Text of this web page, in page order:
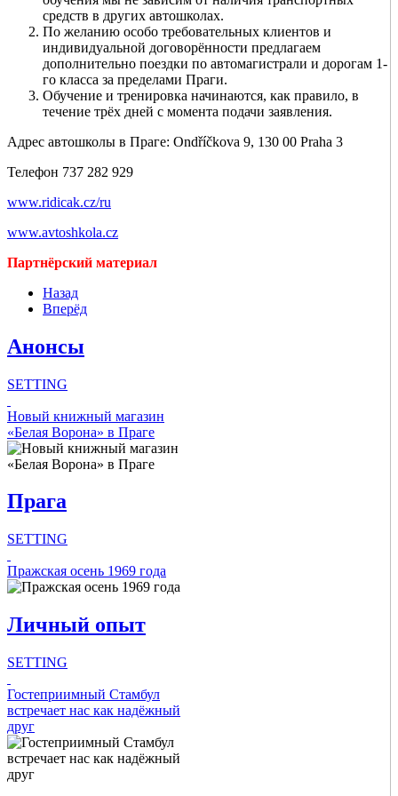
средств в других автошколах.
По желанию особо требовательных клиентов и
индивидуальной договорённости предлагаем
дополнительно поездки по автомагистрали и дорогам 1-
го класса за пределами Праги.
Обучение и тренировка начинаются, как правило, в
течение трёх дней с момента подачи заявления.
Адрес автошколы в Праге: Ondříčkova 9, 130 00 Praha 3
Телефон 737 282 929
www.ridicak.cz/ru
www.avtoshkola.cz
Партнёрский материал
Назад
Вперёд
Анонсы
SETTING
Check all
Главное
Концерты
Фестивали
Музеи
Intro Items
Link Items
Show Image
Hide
Новый книжный магазин
«Белая Ворона» в Праге
Прага
SETTING
Intro Items
Show
Пражская осень 1969 года
Личный опыт
SETTING
Intro Items
Гостеприимный Стамбул
встречает нас как надёжный
друг